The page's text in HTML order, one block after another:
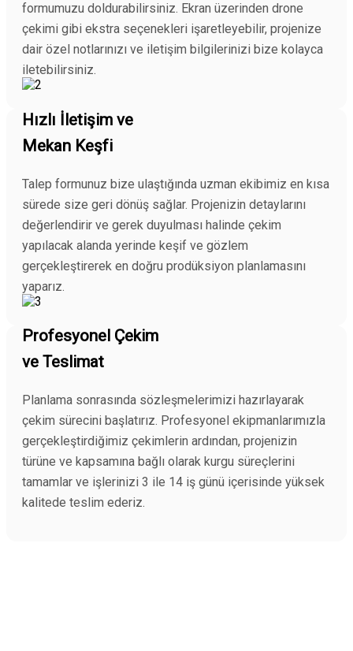
formumuzu doldurabilirsiniz. Ekran üzerinden drone
çekimi gibi ekstra seçenekleri işaretleyebilir, projenize
dair özel notlarınızı ve iletişim bilgilerinizi bize kolayca
iletebilirsiniz.
Hızlı İletişim ve
Mekan Keşfi
Talep formunuz bize ulaştığında uzman ekibimiz en kısa
sürede size geri dönüş sağlar. Projenizin detaylarını
değerlendirir ve gerek duyulması halinde çekim
yapılacak alanda yerinde keşif ve gözlem
gerçekleştirerek en doğru prodüksiyon planlamasını
yaparız.
Profesyonel Çekim
ve Teslimat
Planlama sonrasında sözleşmelerimizi hazırlayarak
çekim sürecini başlatırız. Profesyonel ekipmanlarımızla
gerçekleştirdiğimiz çekimlerin ardından, projenizin
türüne ve kapsamına bağlı olarak kurgu süreçlerini
tamamlar ve işlerinizi 3 ile 14 iş günü içerisinde yüksek
kalitede teslim ederiz.